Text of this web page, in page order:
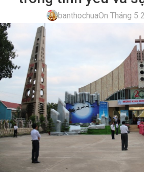
banthochuaOn Tháng 5